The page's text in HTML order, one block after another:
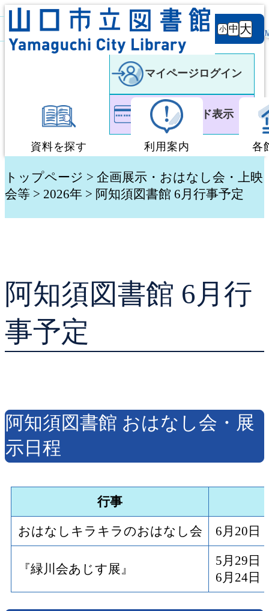
背景
白 黒
文字サ
イズ
小 中 大
マイページログイン
利用者カード表示
資料を探す
蔵書検索・予約
貸出ランキング
予約ランキング
利用案内
図書館利用案内
学校図書館支援サー
各
トップページ > 企画展示・おはなし会・上映
会等 > 2026年 > 阿知須図書館 6月行事予定
阿知須図書館 6月行
事予定
阿知須図書館 おはなし会・展
示日程
行事
おはなしキラキラのおはなし会 6月20日
『緑川会あじす展』
5月29日
6月24日